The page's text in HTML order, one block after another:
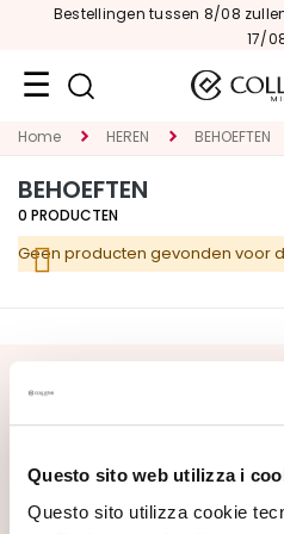
Questo sito web utilizza i
Questo sito utilizza cookie
Bestellingen tussen 8/08
17/
Travel
Nieuw
GEZICHT
G
R
Home HEREN BEHOEFTEN
BEHOEFTEN
0 PRODUCTEN
Geen producten gevonden voor
SCHRIJF U IN VOOR DE
welkomstaanbieding:20%
bestelling.